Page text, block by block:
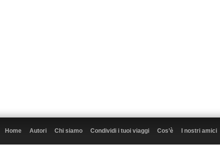
Home Autori Chi siamo Condividi i tuoi viaggi Cos’è I nostri amici